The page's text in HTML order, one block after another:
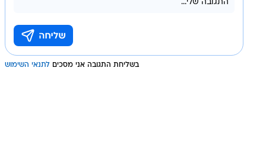
בשליחת התגובה אני מסכים לתנאי השימוש